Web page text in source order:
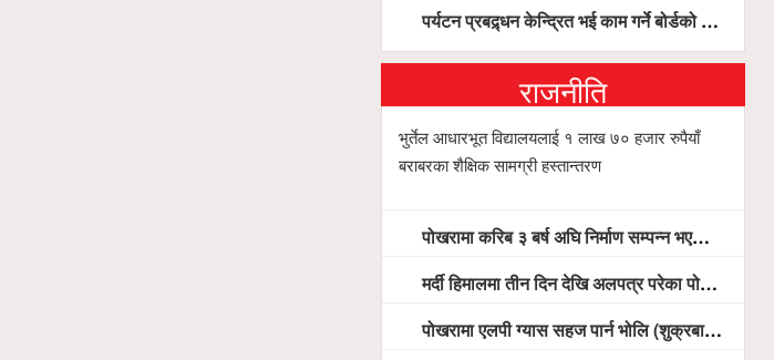
पर्यटन प्रबद्र्धन केन्द्रित भई काम गर्ने बोर्डको योजना छः सदस्य पोखरेल, चलिय पोखरालाई थप प्रभावकारी बनाउन होटल संघको माग
राजनीति
भुर्तेल आधारभूत विद्यालयलाई १ लाख ७० हजार रुपैयाँ
बराबरका शैक्षिक सामग्री हस्तान्तरण
पोखरामा करिब ३ बर्ष अघि निर्माण सम्पन्न भएको विद्युतीय शवदाह गृह अझै संचालनमा आउन सकेन, तत्काल संचालन गर्न स्थानियको माग
मर्दी हिमालमा तीन दिन देखि अलपत्र परेका पोखराका तीन युवाको सशस्त्र प्रहरी सहितको टोलीको साहसिक उद्धार
पोखरामा एलपी ग्यास सहज पार्न भोलि (शुक्रबार) देखि खुद्रा पसलबाटै बिक्रि वितरण हुने, स्टोर नगर्न आग्रह